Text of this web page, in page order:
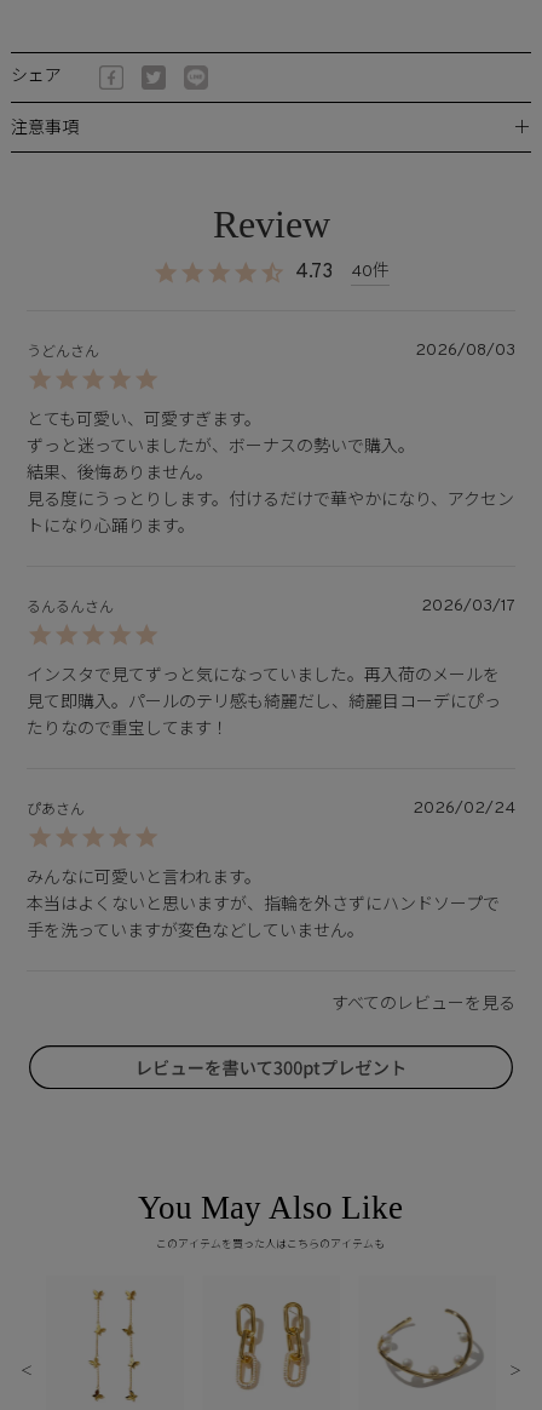
シェア
注意事項 ＋
4.73 40
うどん 2026/08/03
とても可愛い、可愛すぎます。
ずっと迷っていましたが、ボーナスの勢いで購入。
結果、後悔ありません。
見る度にうっとりします。付けるだけで華やかになり、アクセン
トになり心踊ります。
るんるん 2026/03/17
インスタで見てずっと気になっていました。再入荷のメールを
見て即購入。パールのテリ感も綺麗だし、綺麗目コーデにぴっ
たりなので重宝してます！
ぴあ 2026/02/24
みんなに可愛いと言われます。
本当はよくないと思いますが、指輪を外さずにハンドソープで
You May Also Like
このアイテムを買った人はこちらのアイテムも
＜ ＞